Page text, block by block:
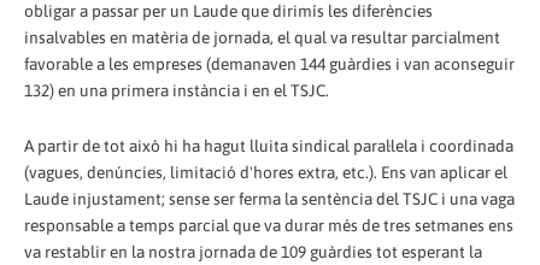
obligar a passar per un Laude que dirimís les diferències
insalvables en matèria de jornada, el qual va resultar parcialment
favorable a les empreses (demanaven 144 guàrdies i van aconseguir
132) en una primera instància i en el TSJC.
A partir de tot això hi ha hagut lluita sindical paral·lela i coordinada
(vagues, denúncies, limitació d'hores extra, etc.). Ens van aplicar el
Laude injustament; sense ser ferma la sentència del TSJC i una vaga
responsable a temps parcial que va durar més de tres setmanes ens
va restablir en la nostra jornada de 109 guàrdies tot esperant la